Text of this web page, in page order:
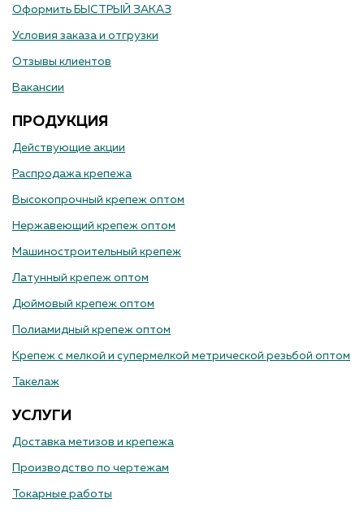
Оформить БЫСТРЫЙ ЗАКАЗ
Условия заказа и отгрузки
Отзывы клиентов
Вакансии
ПРОДУКЦИЯ
Действующие акции
Распродажа крепежа
Высокопрочный крепеж оптом
Нержавеющий крепеж оптом
Машиностроительный крепеж
Латунный крепеж оптом
Дюймовый крепеж оптом
Полиамидный крепеж оптом
Крепеж с мелкой и супермелкой метрической резьбой оптом
Такелаж
УСЛУГИ
Доставка метизов и крепежа
Производство по чертежам
Токарные работы